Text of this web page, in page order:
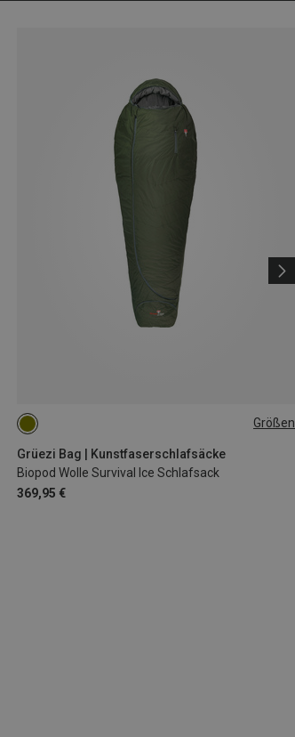
Größen
Grüezi Bag | Kunstfaserschlafsäcke
Biopod Wolle Survival Ice Schlafsack
369,95 €
MAX. 185CM